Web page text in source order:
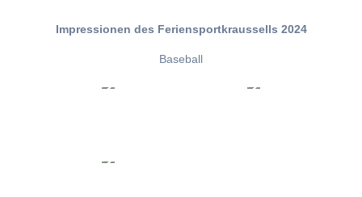
Impressionen des Feriensportkraussells 2024
Baseball